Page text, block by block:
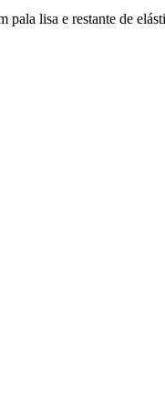
pala lisa e restante de